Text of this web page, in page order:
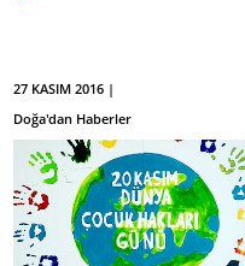
27 KASIM 2016 |
Doğa'dan Haberler